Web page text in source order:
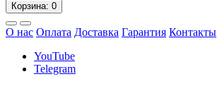
Корзина: 0
О нас Оплата Доставка Гарантия Контакты
YouTube
Telegram